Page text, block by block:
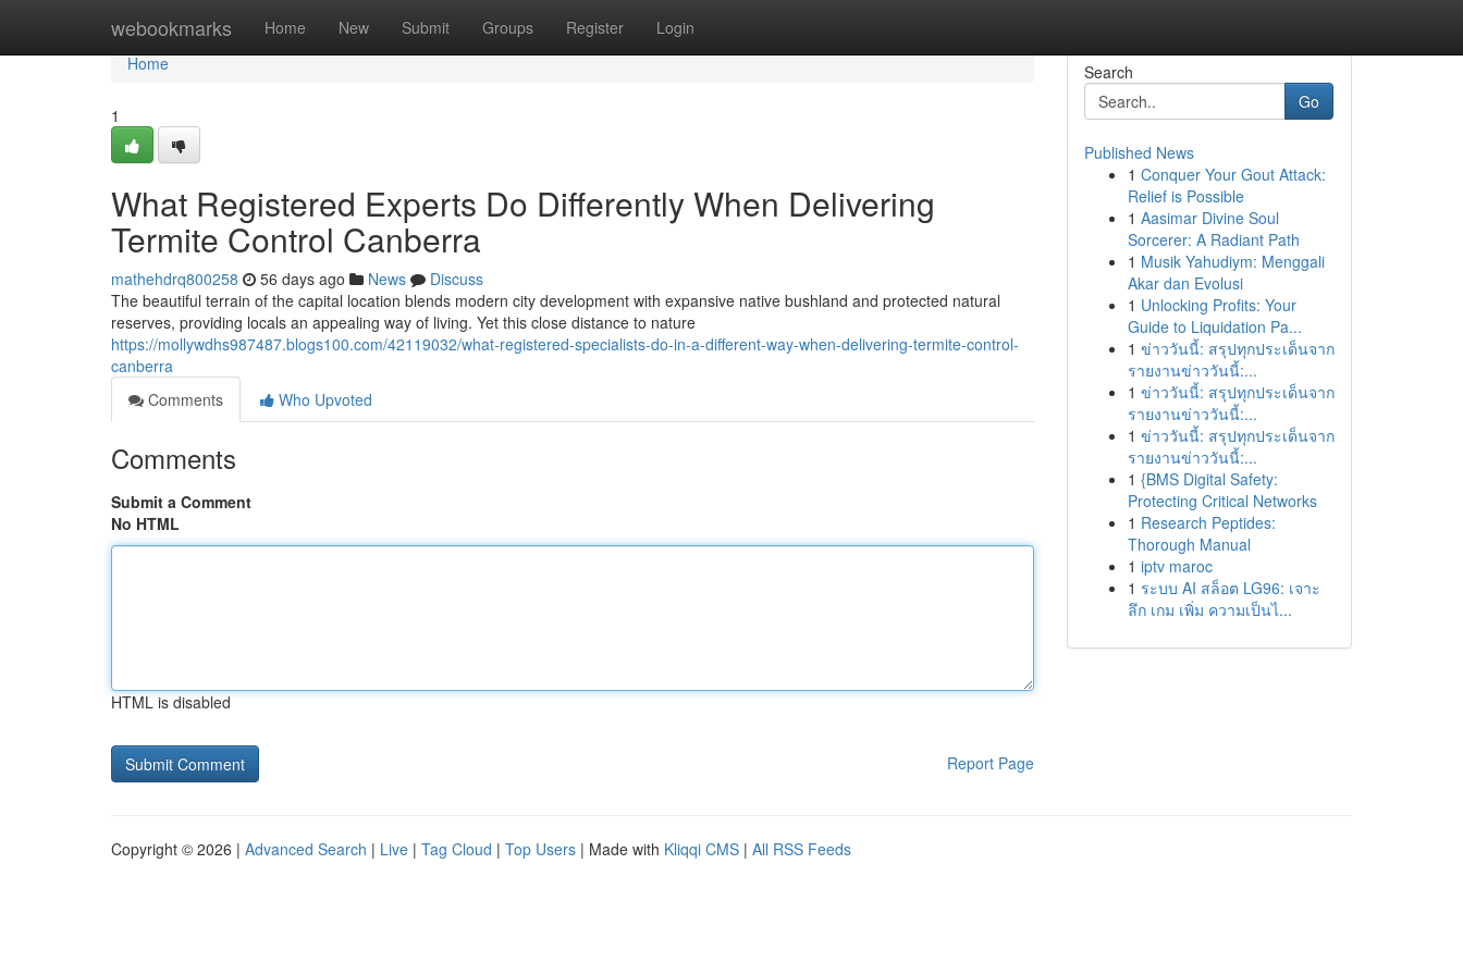
webookmarks Home New Submit Groups Register Login
Home
Home
1
What Registered Experts Do Differently When Delivering
Termite Control Canberra
mathehdrq800258 56 days ago News
Discuss
The beautiful terrain of the capital location blends modern city development with expansive native bushland and protected natural
reserves, providing locals an appealing way of living. Yet this close distance to nature
https://mollywdhs987487.blogs100.com/42119032/what-registered-specialists-do-in-a-different-way-when-delivering-termite-control-
canberra
Comments
Who Upvoted
Comments
Submit a Comment
No HTML
HTML is disabled
Report Page
Search
Go
Published News
1 Conquer Your Gout Attack:
Relief is Possible
1 Aasimar Divine Soul
Sorcerer: A Radiant Path
1 Musik Yahudiym: Menggali
Akar dan Evolusi
1 Unlocking Profits: Your
Guide to Liquidation Pa...
1 ข่าววันนี้: สรุปทุกประเด็นจาก
รายงานข่าววันนี้:...
1 ข่าววันนี้: สรุปทุกประเด็นจาก
รายงานข่าววันนี้:...
1 ข่าววันนี้: สรุปทุกประเด็นจาก
รายงานข่าววันนี้:...
1 {BMS Digital Safety:
Protecting Critical Networks
1 Research Peptides:
Thorough Manual
1 iptv maroc
1 ระบบ AI สล็อต LG96: เจาะ
ลึก เกม เพิ่ม ความเป็นไ...
Copyright © 2026 | Advanced Search | Live | Tag Cloud | Top Users | Made with Kliqqi CMS | All RSS Feeds